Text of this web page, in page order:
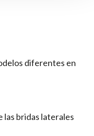
diferentes en
las bridas laterales